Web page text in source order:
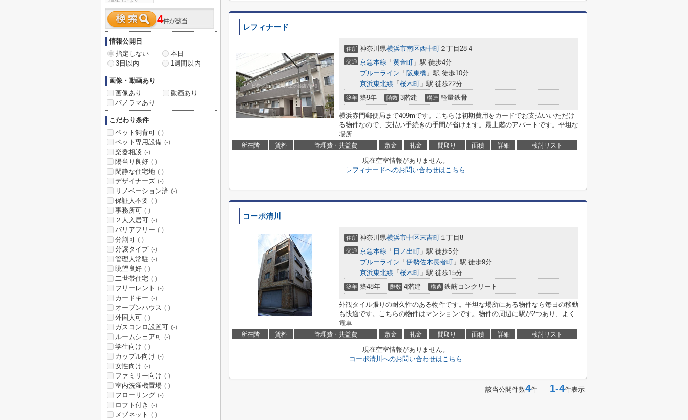
レフィナード
住所 神奈川県横浜市南区西中町 ２丁目28-4
交通 京急本線 「 黄金町 」駅 徒歩4分
ブルーライン 「 阪東橋 」駅 徒歩10分
京浜東北線 「 桜木町 」駅 徒歩22分
築年 築9年 階数 3階建 構造 軽量鉄骨
横浜赤門郵便局まで409mです。こちらは初期費用をカードでお支払いいただけ
る物件なので、支払い手続きの手間が省けます。最上階のアパートです。平坦な
場所...
所在階 賃料 管理費・共益費 敷金 礼金 間取り 面積 詳細 検討リスト
現在空室情報がありません。
レフィナードへのお問い合わせはこちら
コーポ清川
住所 神奈川県横浜市中区末吉町 １丁目8
交通 京急本線 「 日ノ出町 」駅 徒歩5分
ブルーライン 「 伊勢佐木長者町 」駅 徒歩9分
京浜東北線 「 桜木町 」駅 徒歩15分
築年 築48年 階数 4階建 構造 鉄筋コンクリート
外観タイル張りの耐久性のある物件です。平坦な場所にある物件なら毎日の移動
も快適です。こちらの物件はマンションです。物件の周辺に駅が2つあり、よく
電車...
所在階 賃料 管理費・共益費 敷金 礼金 間取り 面積 詳細 検討リスト
現在空室情報がありません。
コーポ清川へのお問い合わせはこちら
該当公開件数4件 1-4件表示
4件が該当
情報公開日
指定しない
本日
3日以内
1週間以内
画像・動画あり
画像あり
動画あり
パノラマあり
こだわり条件
ペット飼育可 (-)
ペット専用設備 (-)
楽器相談 (-)
陽当り良好 (-)
閑静な住宅地 (-)
デザイナーズ (-)
リノベーション済 (-)
保証人不要 (-)
事務所可 (-)
２人入居可 (-)
バリアフリー (-)
分割可 (-)
分譲タイプ (-)
管理人常駐 (-)
眺望良好 (-)
二世帯住宅 (-)
フリーレント (-)
カードキー (-)
オープンハウス (-)
外国人可 (-)
ガスコンロ設置可 (-)
ルームシェア可 (-)
学生向け (-)
カップル向け (-)
女性向け (-)
ファミリー向け (-)
室内洗濯機置場 (-)
フローリング (-)
ロフト付き (-)
メゾネット (-)